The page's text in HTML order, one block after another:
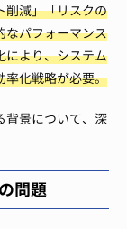
削減」「リスクの
なパフォーマンス
により、システム
率化戦略が必要。
背景について、深
問題